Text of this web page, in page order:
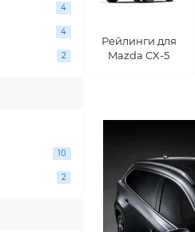
4
4
2
10
2
Рейлинги для
Mazda CX-5